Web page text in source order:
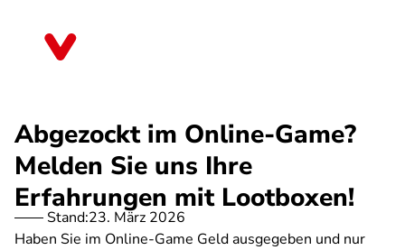
Abgezockt im Online-Game?
Melden Sie uns Ihre
Erfahrungen mit Lootboxen!
Stand:23. März 2026
Haben Sie im Online-Game Geld ausgegeben und nur